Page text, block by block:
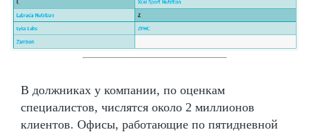
В должниках у компании, по оценкам
специалистов, числятся около 2 миллионов
клиентов. Офисы, работающие по пятидневной